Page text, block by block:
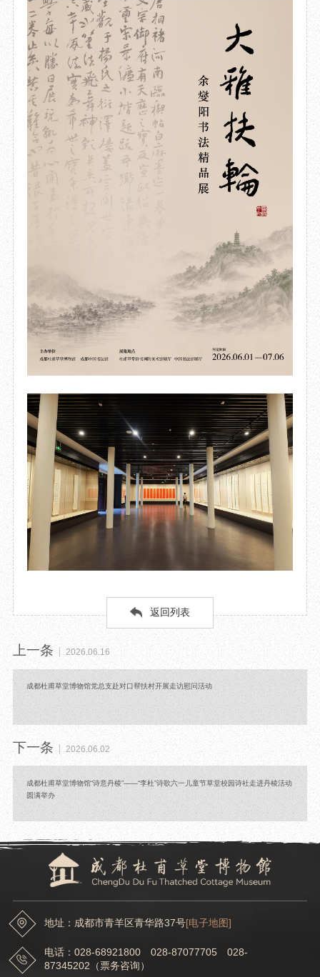
返回列表
上一条 2026.06.16
成都杜甫草堂博物馆党总支赴对口帮扶村开展走访慰问活动
下一条 2026.06.02
成都杜甫草堂博物馆“诗意丹棱”——“李杜”诗歌六一儿童节草堂校园诗社走进丹棱活动
圆满举办
地址：成都市青羊区青华路37号[电子地图]
电话：028-68921800 028-87077705 028-
87345202（票务咨询）